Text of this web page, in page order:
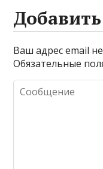
Ваш адрес email
Обязательные